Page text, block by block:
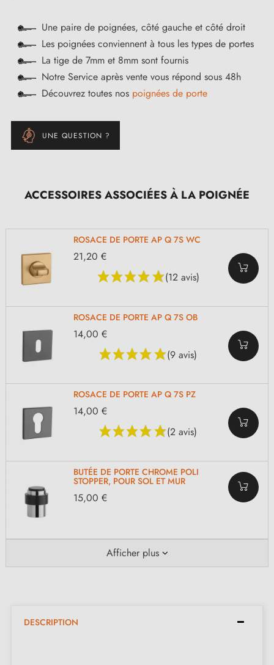
Une paire de poignées, côté gauche et côté droit
Les poignées conviennent à tous les types de portes
La tige de 7mm et 8mm sont fournis
Notre Service après vente vous répond sous 48h
Découvrez toutes nos poignées de porte
UNE QUESTION ?
ACCESSOIRES ASSOCIÉES À LA POIGNÉE
ROSACE DE PORTE AP Q 7S WC
(12 avis)
21,20 €
ROSACE DE PORTE AP Q 7S OB
(9 avis)
14,00 €
ROSACE DE PORTE AP Q 7S PZ
(2 avis)
14,00 €
BUTÉE DE PORTE CHROME POLI
STOPPER, POUR SOL ET MUR
15,00 €
Afficher plus
DESCRIPTION